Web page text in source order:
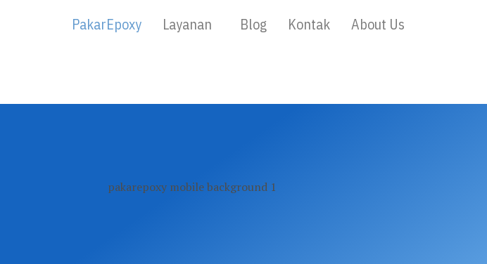
PakarEpoxy Layanan Blog Kontak About Us